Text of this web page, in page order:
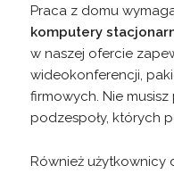
Praca z domu
komputery
w naszej ofercie
wideokonferencji,
firmowych. Nie
podzespoły, których
Również użytkownicy